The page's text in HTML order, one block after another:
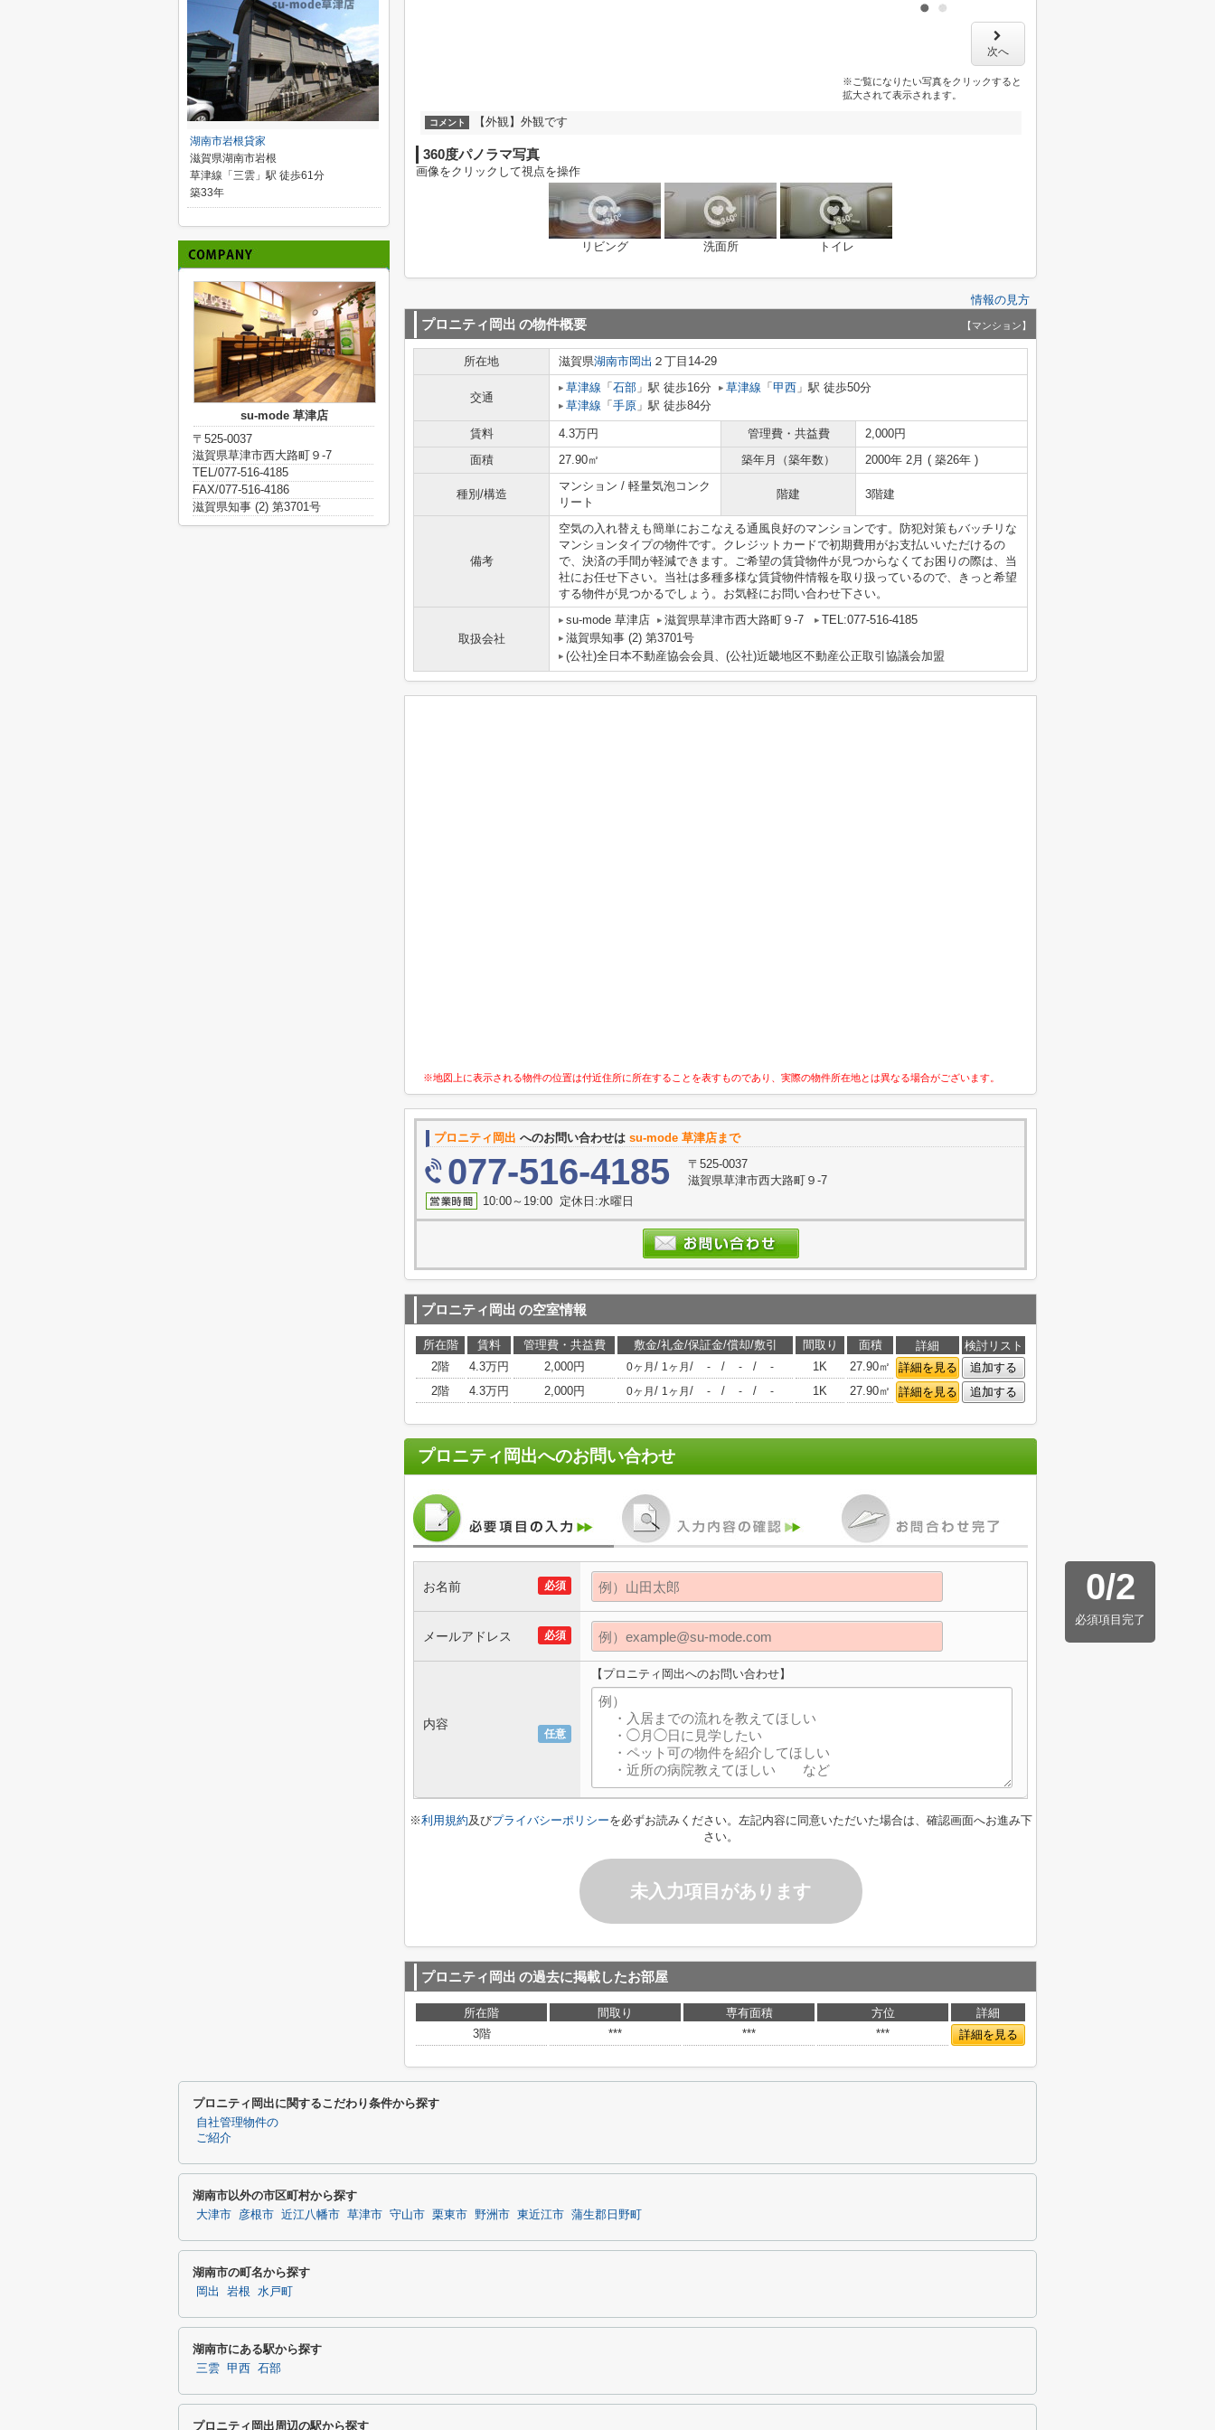
次へ
※ご覧になりたい写真をクリックすると
拡大されて表示されます。
コメント 【外観】外観です
360度パノラマ写真
画像をクリックして視点を操作
リビング 洗面所 トイレ
情報の見方
プロニティ岡出 の物件概要 【マンション】
所在地 滋賀県湖南市岡出 ２丁目14-29
交通
草津線 「 石部 」駅 徒歩16分 草津線 「 甲西 」駅 徒歩50分
草津線 「 手原 」駅 徒歩84分
賃料 4.3万円 管理費・共益費
2,000円
面積
27.90㎡ 築年月（築年数） 2000年 2月 ( 築26年 )
種別/構造
マンション / 軽量気泡コンク
リート
階建 3階建
備考
空気の入れ替えも簡単におこなえる通風良好のマンションです。防犯対策もバッチリな
マンションタイプの物件です。クレジットカードで初期費用がお支払いいただけるの
で、決済の手間が軽減できます。ご希望の賃貸物件が見つからなくてお困りの際は、当
社にお任せ下さい。当社は多種多様な賃貸物件情報を取り扱っているので、きっと希望
する物件が見つかるでしょう。お気軽にお問い合わせ下さい。
取扱会社
su-mode 草津店 滋賀県草津市西大路町９-7
TEL:077-516-4185
滋賀県知事 (2) 第3701号
(公社)全日本不動産協会会員、(公社)近畿地区不動産公正取引協議会加盟
※地図上に表示される物件の位置は付近住所に所在することを表すものであり、実際の物件所在地とは異なる場合がございます。
プロニティ岡出 へのお問い合わせは su-mode 草津店まで
077-516-4185
〒525-0037
滋賀県草津市西大路町９-7
10:00～19:00 定休日:水曜日
プロニティ岡出 の空室情報
所在階 賃料 管理費・共益費 敷金/礼金/保証金/償却/敷引 間取り 面積 詳細
検討リスト
2階
4.3万円 2,000円 0ヶ月 / 1ヶ月 / - / - / - 1K 27.90㎡ 詳細を見る
追加する
2階
4.3万円 2,000円 0ヶ月 / 1ヶ月 / - / - / - 1K 27.90㎡ 詳細を見る 追加する
プロニティ岡出へのお問い合わせ
0/2
必須項目完了
必須
お名前
必須
メールアドレス
任意
内容
【プロニティ岡出へのお問い合わせ】
※利用規約及びプライバシーポリシーを必ずお読みください。左記内容に同意いただいた場合は、確認画面へお進み下
さい。
未入力項目があります
プロニティ岡出 の過去に掲載したお部屋
所在階 間取り 専有面積 方位
詳細
3階
*** *** *** 詳細を見る
湖南市岩根貸家
滋賀県湖南市岩根
草津線「三雲」駅 徒歩61分
築33年
su-mode 草津店
〒525-0037
滋賀県草津市西大路町９-7
TEL/077-516-4185
FAX/077-516-4186
滋賀県知事 (2) 第3701号
プロニティ岡出に関するこだわり条件から探す
自社管理物件の
ご紹介
湖南市以外の市区町村から探す
大津市 彦根市 近江八幡市 草津市 守山市 栗東市 野洲市 東近江市 蒲生郡日野町
湖南市の町名から探す
岡出 岩根 水戸町
湖南市にある駅から探す
三雲 甲西 石部
プロニティ岡出周辺の駅から探す